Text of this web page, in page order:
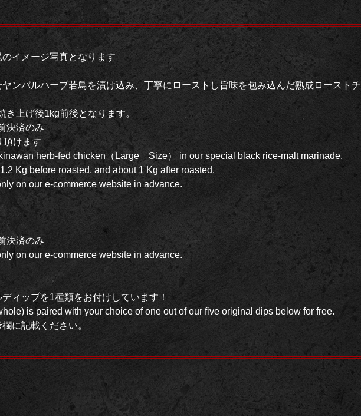
イメージ写真となります
ンバルハーブ若鳥を漬け込み、丁寧にローストし旨味を包み込んだ熟成ローストチ
き上げ後1kg前後となります。
決済のみ
頂けます
herb-fed chicken（Large Size） in our special black rice-malt marinade.
Kg before roasted, and about 1 Kg after roasted.
on our e-commerce website in advance.
決済のみ
on our e-commerce website in advance.
ィップを1種類をお付けしています！
is paired with your choice of one out of our five original dips below for free.
に記載ください。